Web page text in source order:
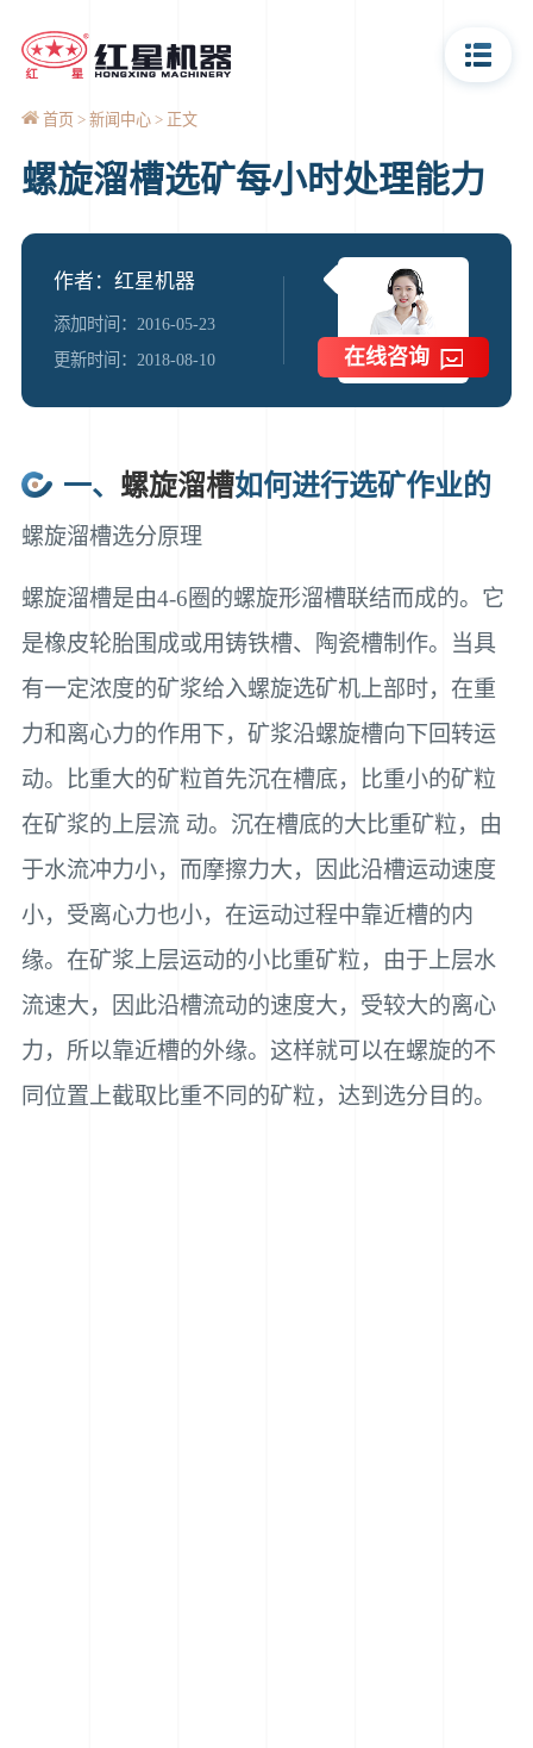
首页 新闻中心 正文
螺旋溜槽选矿每小时处理能力
作者：红星机器
添加时间：2016-05-23
更新时间：2018-08-10
在线咨询
一、 螺旋溜槽如何进行选矿作业的
螺旋溜槽选分原理
螺旋溜槽是由4-6圈的螺旋形溜槽联结而成的。它
是橡皮轮胎围成或用铸铁槽、陶瓷槽制作。当具
有一定浓度的矿浆给入螺旋选矿机上部时，在重
力和离心力的作用下，矿浆沿螺旋槽向下回转运
动。比重大的矿粒首先沉在槽底，比重小的矿粒
在矿浆的上层流 动。沉在槽底的大比重矿粒，由
于水流冲力小，而摩擦力大，因此沿槽运动速度
小，受离心力也小，在运动过程中靠近槽的内
缘。在矿浆上层运动的小比重矿粒，由于上层水
流速大，因此沿槽流动的速度大，受较大的离心
力，所以靠近槽的外缘。这样就可以在螺旋的不
同位置上截取比重不同的矿粒，达到选分目的。